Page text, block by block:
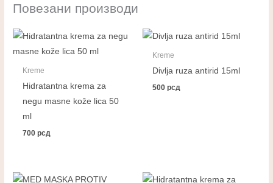
Повезани производи
Kreme
Hidratantna krema za
negu masne kože lica 50
ml
700рсд
Kreme
Divlja ruza antirid 15ml
500рсд